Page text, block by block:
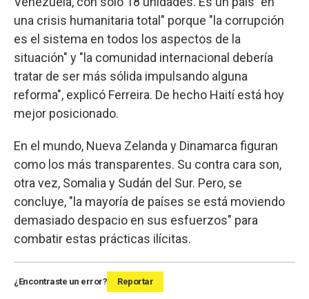
una crisis humanitaria total" porque "la corrupción
es el sistema en todos los aspectos de la
situación" y "la comunidad internacional debería
tratar de ser más sólida impulsando alguna
reforma", explicó Ferreira. De hecho Haití está hoy
mejor posicionado.
En el mundo, Nueva Zelanda y Dinamarca figuran
como los más transparentes. Su contra cara son,
otra vez, Somalia y Sudán del Sur. Pero, se
concluye, "la mayoría de países se está moviendo
demasiado despacio en sus esfuerzos" para
combatir estas prácticas ilícitas.
¿Encontraste un error? Reportar